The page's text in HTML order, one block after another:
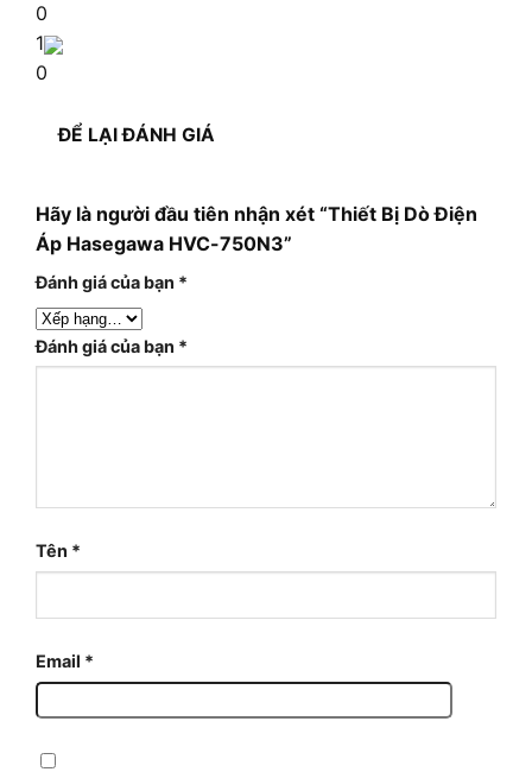
0
1
0
ĐỂ LẠI ĐÁNH GIÁ
Hãy là người đầu tiên nhận xét “Thiết Bị Dò Điện
Áp Hasegawa HVC-750N3”
Đánh giá của bạn *
Đánh giá của bạn *
Tên *
Email *